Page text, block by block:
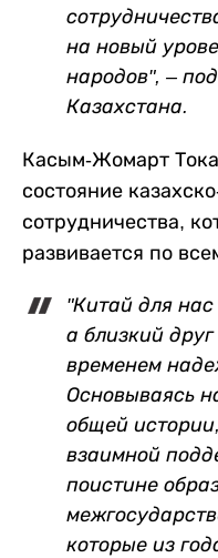
на новый
народов", –
Казахстана.
Касым-Жомарт
состояние
сотрудничества,
развивается по
"Китай для
а близкий
временем
Основываясь
общей
взаимной
поистине
которые из